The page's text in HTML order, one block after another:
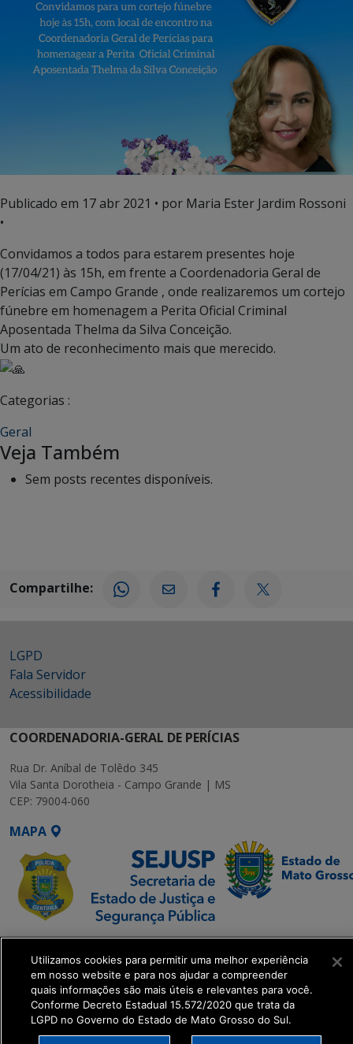
Publicado em 17 abr 2021 • por Maria Ester Jardim Rossoni
•
Convidamos a todos para estarem presentes hoje
(17/04/21) às 15h, em frente a Coordenadoria Geral de
Perícias em Campo Grande , onde realizaremos um cortejo
fúnebre em homenagem a Perita Oficial Criminal
Aposentada Thelma da Silva Conceição.
Um ato de reconhecimento mais que merecido.
Categorias :
Geral
Veja Também
Sem posts recentes disponíveis.
Compartilhe:
LGPD
Fala Servidor
Acessibilidade
COORDENADORIA-GERAL DE PERÍCIAS
Rua Dr. Aníbal de Tolêdo 345
Vila Santa Dorotheia - Campo Grande | MS
CEP: 79004-060
MAPA
SETDIG | Secretaria-
Executiva de
Transformação Digital
get_footer();
Utilizamos cookies para permitir uma melhor experiência
em nosso website e para nos ajudar a compreender
quais informações são mais úteis e relevantes para você.
Conforme Decreto Estadual 15.572/2020 que trata da
LGPD no Governo do Estado de Mato Grosso do Sul.